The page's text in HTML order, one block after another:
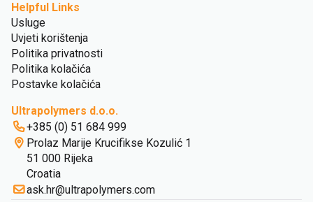
Helpful Links
Usluge
Uvjeti korištenja
Politika privatnosti
Politika kolačića
Postavke kolačića
Ultrapolymers d.o.o.
+385 (0) 51 684 999
Prolaz Marije Krucifikse Kozulić 1
51 000 Rijeka
Croatia
ask.hr@ultrapolymers.com